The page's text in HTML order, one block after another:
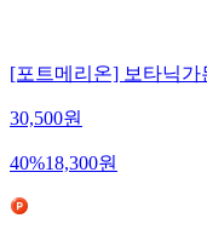
[포트메리온] 보타닉가
30,500원
40%18,300원